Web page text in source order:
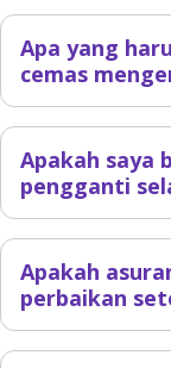
Apa yang
cemas
Apakah saya
pengganti
Apakah
perbaikan